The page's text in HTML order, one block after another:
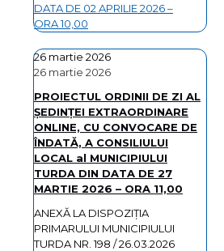
DATA DE 02 APRILIE 2026 –
ORA 10,00
26 martie 2026
26 martie 2026
PROIECTUL ORDINII DE ZI AL
ŞEDINŢEI EXTRAORDINARE
ONLINE, CU CONVOCARE DE
ÎNDATĂ, A CONSILIULUI
LOCAL al MUNICIPIULUI
TURDA DIN DATA DE 27
MARTIE 2026 – ORA 11,00
ANEXĂ LA DISPOZIȚIA
PRIMARULUI MUNICIPIULUI
TURDA NR. 198 / 26.03.2026